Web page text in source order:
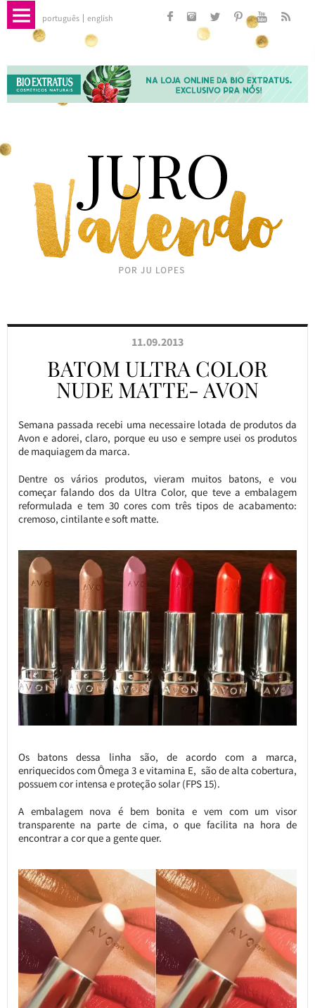
português english
11.09.2013
BATOM ULTRA COLOR
NUDE MATTE- AVON
Semana passada recebi uma necessaire lotada de produtos da
Avon e adorei, claro, porque eu uso e sempre usei os produtos
de maquiagem da marca.
Dentre os vários produtos, vieram muitos batons, e vou
começar falando dos da Ultra Color, que teve a embalagem
reformulada e tem 30 cores com três tipos de acabamento:
cremoso, cintilante e soft matte.
Os batons dessa linha são, de acordo com a marca,
enriquecidos com Ômega 3 e vitamina E, são de alta cobertura,
possuem cor intensa e proteção solar (FPS 15).
A embalagem nova é bem bonita e vem com um visor
transparente na parte de cima, o que facilita na hora de
encontrar a cor que a gente quer.